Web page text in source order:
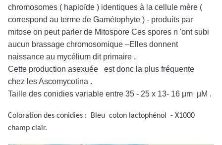
chromosomes ( haploïde ) identiques à la cellule mère (
correspond au terme de Gamétophyte ) - produits par
mitose on peut parler de Mitospore Ces spores n 'ont subi
aucun brassage chromosomique –Elles donnent
naissance au mycélium dit primaire .
Cette production asexuée est donc la plus fréquente
chez les Ascomycotina .
Taille des conidies variable entre 35 - 25 x 13- 16 µm µM .
Coloration des conidies : Bleu coton lactophénol - X1000
champ clair.